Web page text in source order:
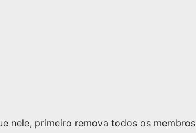
nele, primeiro remova todos os membros